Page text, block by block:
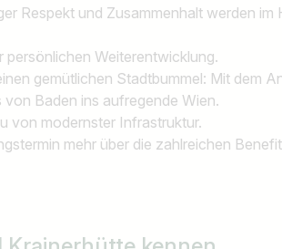
Respekt und Zusammenhalt werden im
persönlichen Weiterentwicklung.
gemütlichen Stadtbummel: Mit dem
von Baden ins aufregende Wien.
von modernster Infrastruktur.
mehr über die zahlreichen